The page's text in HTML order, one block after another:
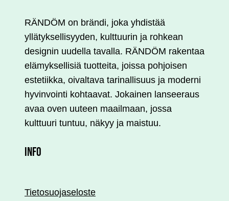
RÄNDÖM on brändi, joka yhdistää
yllätyksellisyyden, kulttuurin ja rohkean
designin uudella tavalla. RÄNDÖM rakentaa
elämyksellisiä tuotteita, joissa pohjoisen
estetiikka, oivaltava tarinallisuus ja moderni
hyvinvointi kohtaavat. Jokainen lanseeraus
avaa oven uuteen maailmaan, jossa
kulttuuri tuntuu, näkyy ja maistuu.
INFO
Tietosuojaseloste